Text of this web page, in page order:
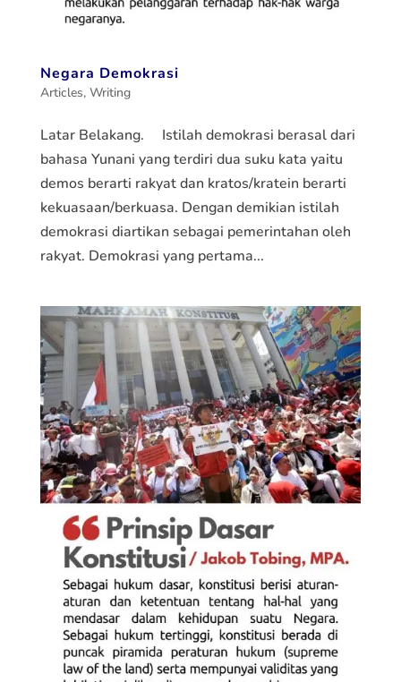
Negara Demokrasi
Articles, Writing
Latar Belakang. Istilah demokrasi berasal dari
bahasa Yunani yang terdiri dua suku kata yaitu
demos berarti rakyat dan kratos/kratein berarti
kekuasaan/berkuasa. Dengan demikian istilah
demokrasi diartikan sebagai pemerintahan oleh
rakyat. Demokrasi yang pertama...